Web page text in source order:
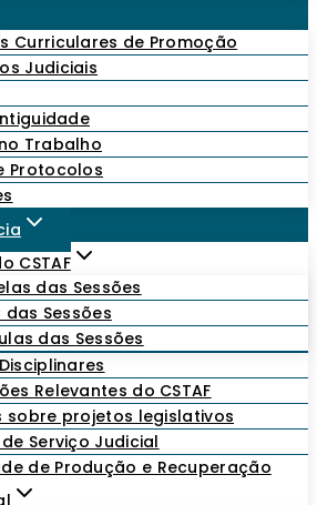
Curriculares de Promoção
Judiciais
Trabalho
Protocolos
CSTAF
das Sessões
das Sessões
das Sessões
Relevantes do CSTAF
sobre projetos legislativos
Serviço Judicial
de Produção e Recuperação